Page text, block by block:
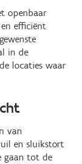
openbaar
efficiënt
in de
locaties waar
van
en sluikstort
gaan tot de